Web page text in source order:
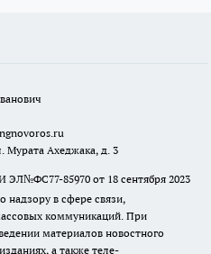
Мурата Ахеджака, д. 3
ЭЛ№ФС77-85970 от 18 сентября 2023
надзору в сфере связи,
коммуникаций. При
материалов новостного
а также теле-